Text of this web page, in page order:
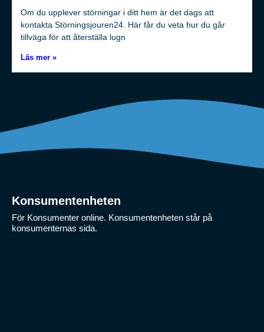
Om du upplever störningar i ditt hem är det dags att
kontakta Störningsjouren24. Här får du veta hur du går
tillväga för att återställa lugn
Läs mer »
Konsumentenheten
För Konsumenter online. Konsumentenheten står på
konsumenternas sida.